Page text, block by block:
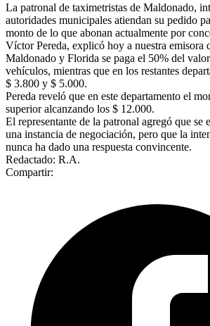
La patronal de taximetristas de Maldonado,
autoridades municipales atiendan su pedido
monto de lo que abonan actualmente por
Víctor Pereda, explicó hoy a nuestra emisora
Maldonado y Florida se paga el 50% del
vehículos, mientras que en los restantes
$ 3.800 y $ 5.000.
Pereda reveló que en este departamento el
superior alcanzando los $ 12.000.
El representante de la patronal agregó que se
una instancia de negociación, pero que la
nunca ha dado una respuesta convincente.
Redactado: R.A.
Compartir: